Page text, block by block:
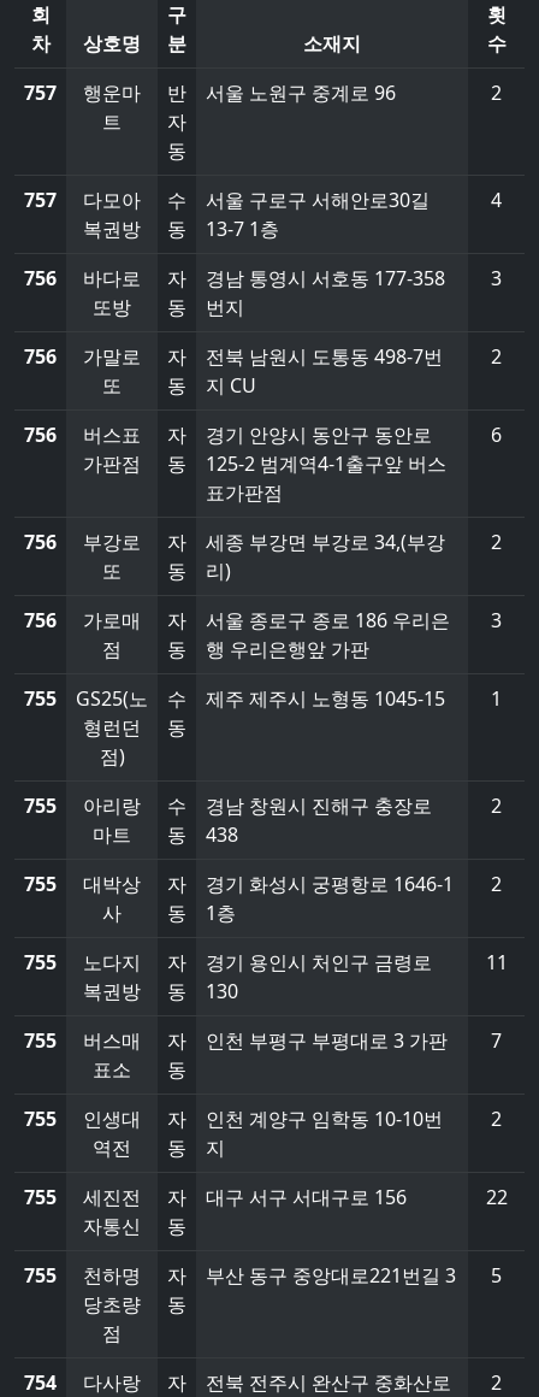
회
차
상호명
구
분
소재지
횟
수
757
행운마
트
반
자
동
서울 노원구 중계로 96 2
757
다모아
복권방
수
동
서울 구로구 서해안로30길
13-7 1층
4
756
바다로
또방
자
동
경남 통영시 서호동 177-358
번지
3
756
가말로
또
자
동
전북 남원시 도통동 498-7번
지 CU
2
756
버스표
가판점
자
동
경기 안양시 동안구 동안로
125-2 범계역4-1출구앞 버스
표가판점
6
756
부강로
또
자
동
세종 부강면 부강로 34,(부강
리)
2
756
가로매
점
자
동
서울 종로구 종로 186 우리은
행 우리은행앞 가판
3
755
GS25(노
형런던
점)
수
동
제주 제주시 노형동 1045-15 1
755
아리랑
마트
수
동
경남 창원시 진해구 충장로
438
2
755
대박상
사
자
동
경기 화성시 궁평항로 1646-1
1층
2
755
노다지
복권방
자
동
경기 용인시 처인구 금령로
130
11
755
버스매
표소
자
동
인천 부평구 부평대로 3 가판 7
755
인생대
역전
자
동
인천 계양구 임학동 10-10번
지
2
755
세진전
자통신
자
동
대구 서구 서대구로 156 22
755
천하명
당초량
점
자
동
부산 동구 중앙대로221번길 3 5
754
다사랑
자
전북 전주시 완산구 중화산로
2